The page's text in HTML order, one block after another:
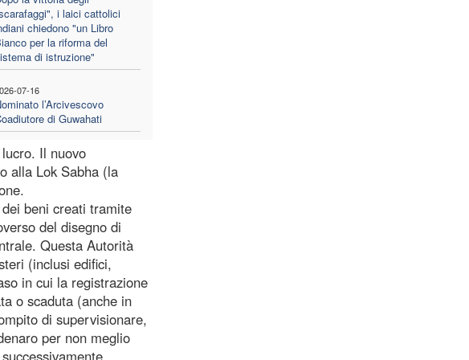
i laici cattolici
chiedono "un Libro
per la riforma del
di istruzione"
07-16
l’Arcivescovo
di Guwahati
Il nuovo
alla Lok Sabha (la
beni creati tramite
del disegno di
Questa Autorità
(inclusi edifici,
in cui la registrazione
o scaduta (anche in
di supervisionare,
per non meglio